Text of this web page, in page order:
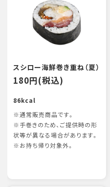
スシロー海鮮巻き重ね（夏）
180円(税込)
86kcal
※通常販売商品です。
※手巻きのため、ご提供時の形
状等が異なる場合があります。
※お持ち帰り対象外。